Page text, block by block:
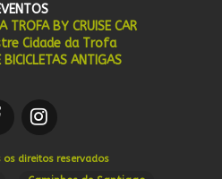
TROFA BY CRUISE CAR
Cidade da Trofa
ANTIGAS
direitos reservados